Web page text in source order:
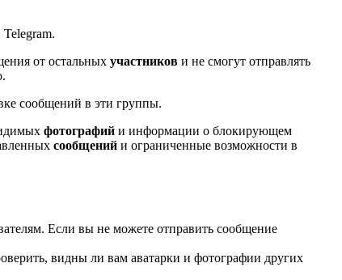
от остальных участников и не смогут отправлять
сообщений в эти группы.
фотографий и информации о блокирующем
сообщений и ограниченные возможности в
Если вы не можете отправить сообщение
видны ли вам аватарки и фотографии других